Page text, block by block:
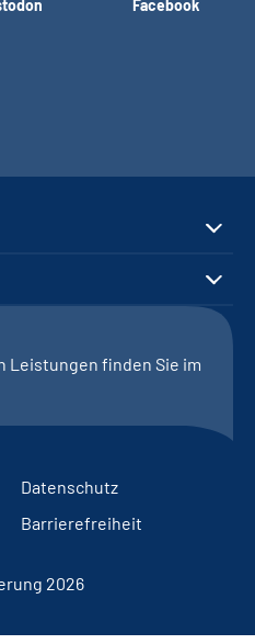
Facebook
Leistungen finden Sie im
Datenschutz
Barrierefreiheit
2026